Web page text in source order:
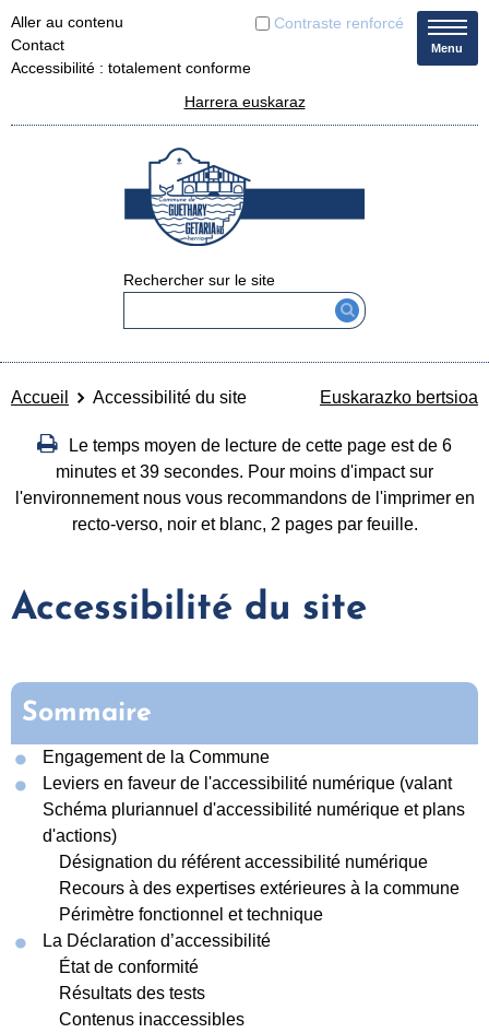
Aller au contenu
Contact
Accessibilité : totalement conforme
Contraste renforcé
Harrera euskaraz
Rechercher sur le site
Menu
Accueil Accessibilité du site Euskarazko bertsioa
Le temps moyen de lecture de cette page est de 6
minutes et 39 secondes. Pour moins d'impact sur
l'environnement nous vous recommandons de l'imprimer en
recto-verso, noir et blanc, 2 pages par feuille.
Accessibilité du site
Sommaire
Engagement de la Commune
Leviers en faveur de l'accessibilité numérique (valant
Schéma pluriannuel d'accessibilité numérique et plans
d'actions)
Désignation du référent accessibilité numérique
Recours à des expertises extérieures à la commune
Périmètre fonctionnel et technique
La Déclaration d’accessibilité
État de conformité
Résultats des tests
Contenus inaccessibles